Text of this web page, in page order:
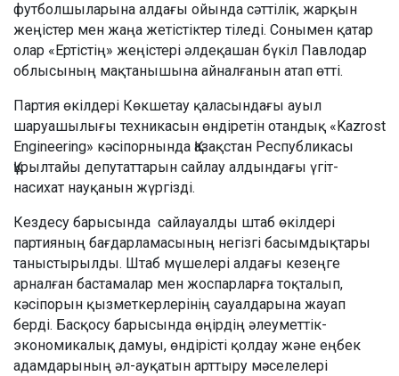
футболшыларына алдағы ойында сәттілік, жарқын
жеңістер мен жаңа жетістіктер тіледі. Сонымен қатар
олар «Ертістің» жеңістері әлдеқашан бүкіл Павлодар
облысының мақтанышына айналғанын атап өтті.
Партия өкілдері Көкшетау қаласындағы ауыл
шаруашылығы техникасын өндіретін отандық «Kazrost
Engineering» кәсіпорнында Қазақстан Республикасы
Құрылтайы депутаттарын сайлау алдындағы үгіт-
насихат науқанын жүргізді.
Кездесу барысында сайлауалды штаб өкілдері
партияның бағдарламасының негізгі басымдықтары
таныстырылды. Штаб мүшелері алдағы кезеңге
арналған бастамалар мен жоспарларға тоқталып,
кәсіпорын қызметкерлерінің сауалдарына жауап
берді. Басқосу барысында өңірдің әлеуметтік-
экономикалық дамуы, өндірісті қолдау және еңбек
адамдарының әл-ауқатын арттыру мәселелері